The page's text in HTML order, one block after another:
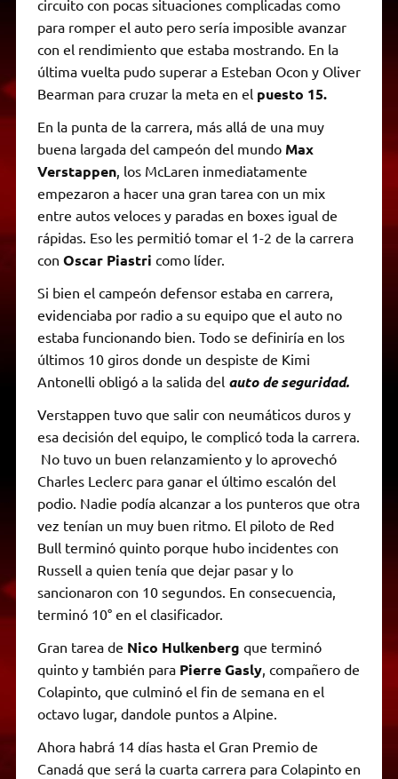
circuito con pocas situaciones complicadas como
para romper el auto pero sería imposible avanzar
con el rendimiento que estaba mostrando. En la
última vuelta pudo superar a Esteban Ocon y Oliver
Bearman para cruzar la meta en el puesto 15.
En la punta de la carrera, más allá de una muy
buena largada del campeón del mundo Max
Verstappen, los McLaren inmediatamente
empezaron a hacer una gran tarea con un mix
entre autos veloces y paradas en boxes igual de
rápidas. Eso les permitió tomar el 1-2 de la carrera
con Oscar Piastri como líder.
Si bien el campeón defensor estaba en carrera,
evidenciaba por radio a su equipo que el auto no
estaba funcionando bien. Todo se definiría en los
últimos 10 giros donde un despiste de Kimi
Antonelli obligó a la salida del auto de seguridad.
Verstappen tuvo que salir con neumáticos duros y
esa decisión del equipo, le complicó toda la carrera.
No tuvo un buen relanzamiento y lo aprovechó
Charles Leclerc para ganar el último escalón del
podio. Nadie podía alcanzar a los punteros que otra
vez tenían un muy buen ritmo. El piloto de Red
Bull terminó quinto porque hubo incidentes con
Russell a quien tenía que dejar pasar y lo
sancionaron con 10 segundos. En consecuencia,
terminó 10° en el clasificador.
Gran tarea de Nico Hulkenberg que terminó
quinto y también para Pierre Gasly, compañero de
Colapinto, que culminó el fin de semana en el
octavo lugar, dandole puntos a Alpine.
Ahora habrá 14 días hasta el Gran Premio de
Canadá que será la cuarta carrera para Colapinto en